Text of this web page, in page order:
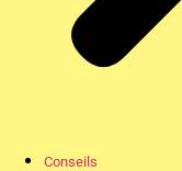
Conseils